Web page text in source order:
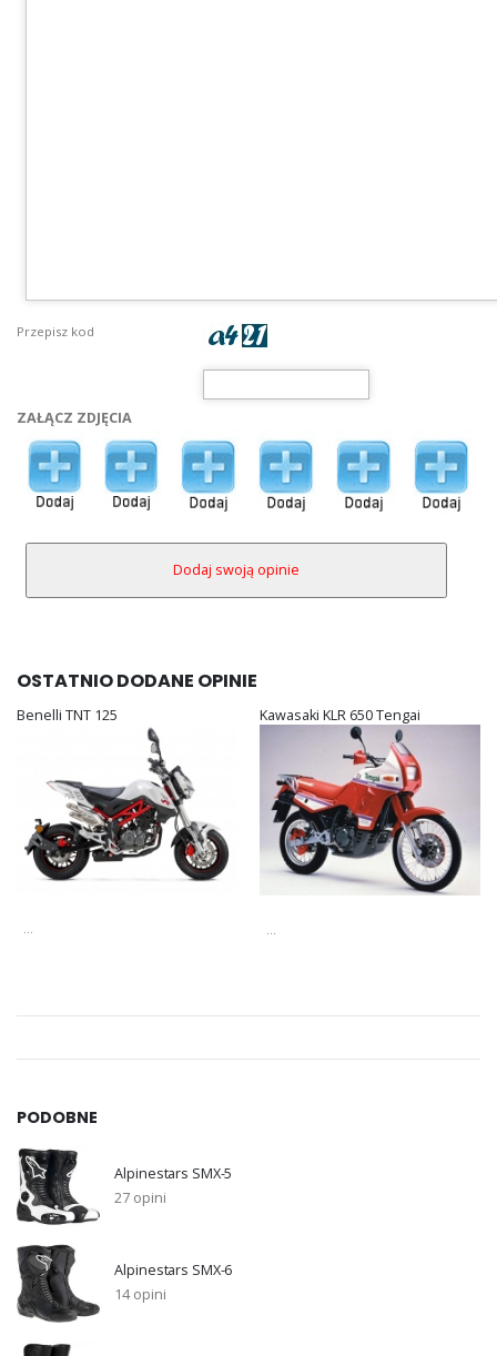
Przepisz kod
ZAŁĄCZ ZDJĘCIA
OSTATNIO DODANE OPINIE
Benelli TNT 125 Kawasaki KLR 650 Tengai
PODOBNE
Alpinestars SMX-5
27 opini
Alpinestars SMX-6
14 opini